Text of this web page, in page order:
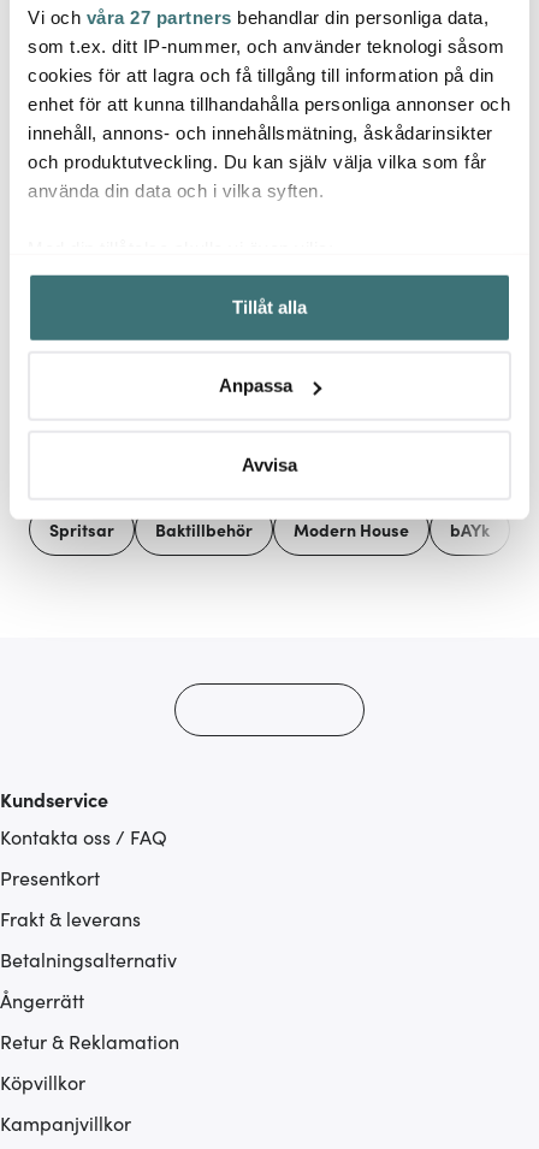
Vi och våra 27 partners behandlar din personliga data,
som t.ex. ditt IP-nummer, och använder teknologi såsom
cookies för att lagra och få tillgång till information på din
enhet för att kunna tillhandahålla personliga annonser och
innehåll, annons- och innehållsmätning, åskådarinsikter
och produktutveckling. Du kan själv välja vilka som får
använda din data och i vilka syften.
Samla in information om din geografiska plats som
kan ha en noggrannhet på upp till flera meter
Identifiera din enhet genom att aktivt skanna den för
Ta reda på mer om hur dina personliga uppgifter
Du kan ändra eller dra tillbaka ditt samtycke när som
Vi använder cookies för att innehållet och annonserna
Tillåt alla
Anpassa
Avvisa
Modern House
Bamboo ätpinnar 24
cm bambu
49 kr
I lager
Modern House
Sogn fermenteringsset
3 L klar
499 kr
I lager
Sogn
159
Låt dig inspireras av våra kunder
Spritsar Baktillbehör Modern House bAYk
Kundservice
Kontakta oss / FAQ
Presentkort
Frakt & leverans
Betalningsalternativ
Ångerrätt
Retur & Reklamation
Köpvillkor
Kampanjvillkor